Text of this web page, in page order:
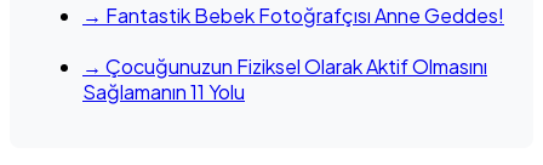
→ Fantastik Bebek Fotoğrafçısı Anne Geddes!
→ Çocuğunuzun Fiziksel Olarak Aktif Olmasını
Sağlamanın 11 Yolu